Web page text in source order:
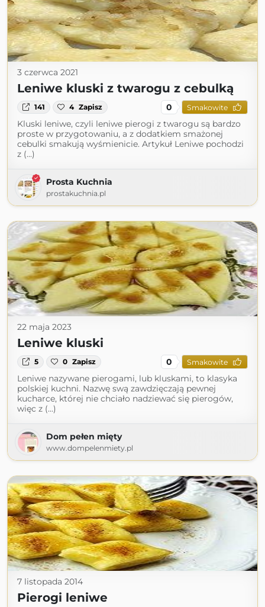
3 czerwca 2021
Leniwe kluski z twarogu z cebulką
141 4 Zapisz 0 Smakowite
Kluski leniwe, czyli leniwe pierogi z twarogu są bardzo
proste w przygotowaniu, a z dodatkiem smażonej
cebulki smakują wyśmienicie. Artykuł Leniwe pochodzi
z (...)
Prosta Kuchnia
prostakuchnia.pl
22 maja 2023
Leniwe kluski
5 0 Zapisz 0 Smakowite
Leniwe nazywane pierogami, lub kluskami, to klasyka
polskiej kuchni. Nazwę swą zawdzięczają pewnej
kucharce, której nie chciało nadziewać się pierogów,
więc z (...)
Dom pełen mięty
www.dompelenmiety.pl
7 listopada 2014
Pierogi leniwe